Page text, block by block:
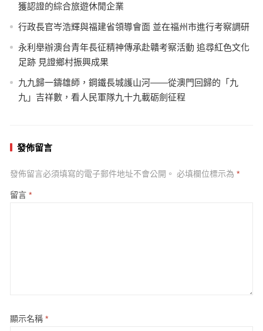
獲認證的綜合旅遊休閒企業
行政長官岑浩輝與福建省領導會面 並在福州市進行考察調研
永利舉辦澳台青年長征精神傳承赴贛考察活動 追尋紅色文化
足跡 見證鄉村振興成果
九九歸一鑄雄師，鋼鐵長城護山河——從澳門回歸的「九
九」吉祥數，看人民軍隊九十九載砺劍征程
發佈留言
發佈留言必須填寫的電子郵件地址不會公開。 必填欄位標示為 *
留言 *
顯示名稱 *